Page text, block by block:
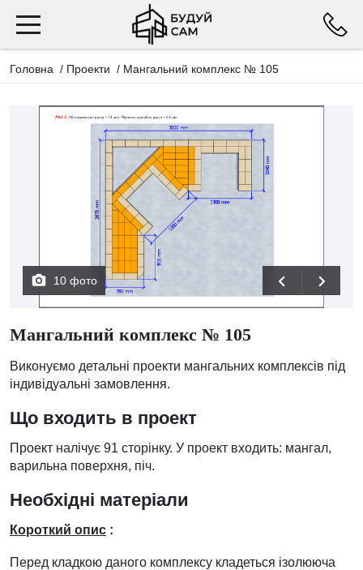
Головна / Проекти / Мангальний комплекс № 105
10 фото
Мангальний комплекс № 105
Виконуємо детальні проекти мангальних комплексів під
індивідуальні замовлення.
Що входить в проект
Проект налічує 91 сторінку. У проект входить: мангал,
варильна поверхня, піч.
Необхідні матеріали
Короткий опис :
Перед кладкою даного комплексу кладеться ізолююча